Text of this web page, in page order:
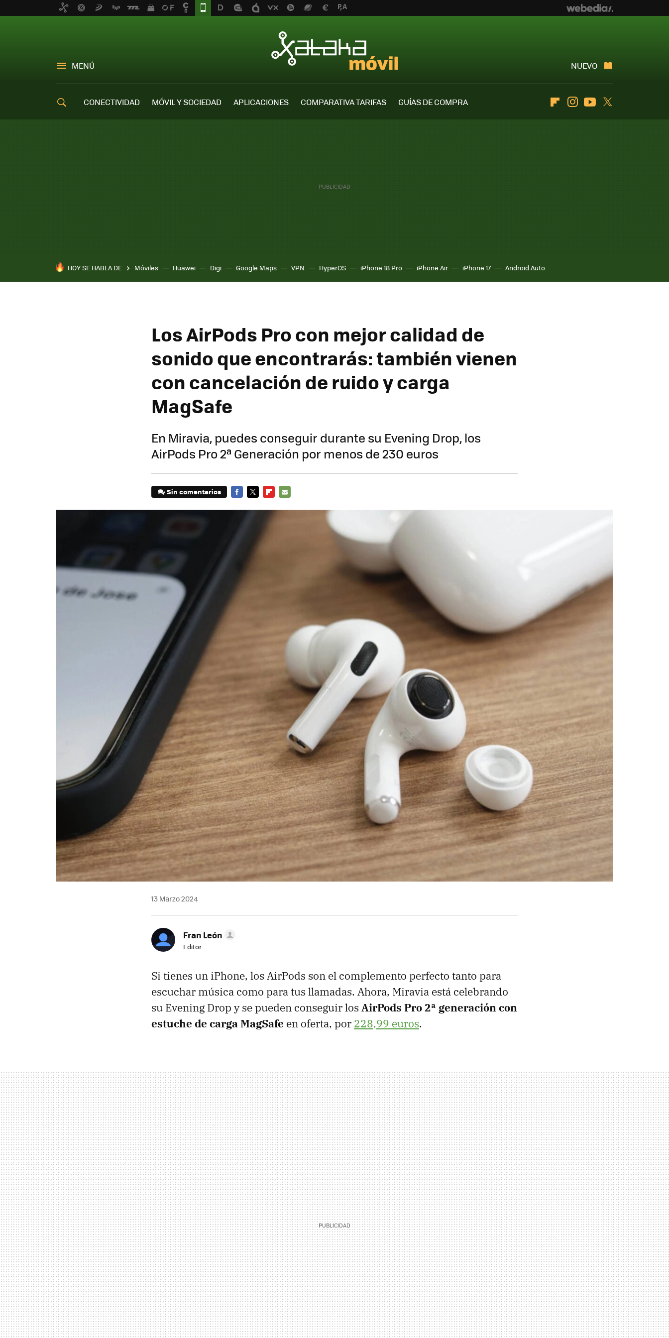
MENÚ NUEVO
CONECTIVIDAD MÓVIL Y SOCIEDAD APLICACIONES COMPARATIVA TARIFAS
GUÍAS DE COMPRA
FlipboardInstagramYoutube
HOY SE HABLA DE Móviles Huawei Digi Google Maps VPN HyperOS iPhone 18 Pro iPhone Air iPhone 17 Android Auto
Los AirPods Pro con mejor calidad de
sonido que encontrarás: también vienen
con cancelación de ruido y carga
MagSafe
En Miravia, puedes conseguir durante su Evening Drop, los
AirPods Pro 2ª Generación por menos de 230 euros
Sin comentarios
13 Marzo 2024
Fran León
Editor
Si tienes un iPhone, los AirPods son el complemento perfecto tanto para
escuchar música como para tus llamadas. Ahora, Miravia está celebrando
su Evening Drop y se pueden conseguir los AirPods Pro 2ª generación con
estuche de carga MagSafe en oferta, por 228,99 euros.